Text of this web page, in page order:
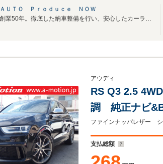
ＡＵＴＯ Ｐｒｏｄｕｃｅ ＮＯＷ
創業50年。徹底した納車整備を行い、安心したカーライフをプロデュース致します。
アウディ
RS Q3 2.5
調 純正ナビ
支払総額